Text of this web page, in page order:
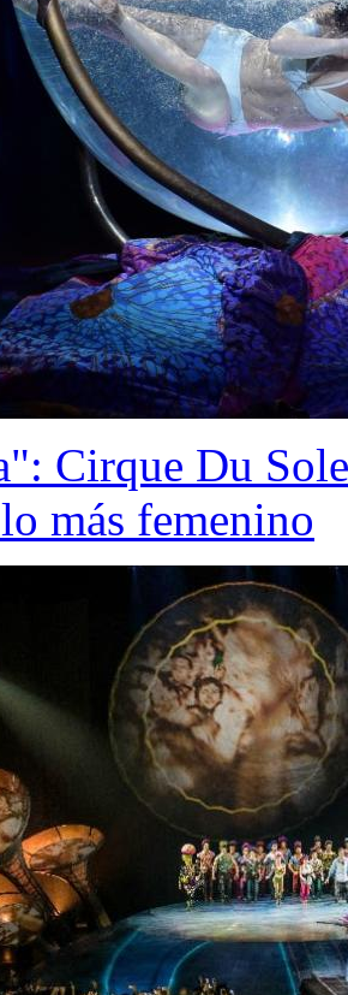
Cirque Du
más femenino